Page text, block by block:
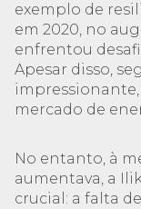
exemplo de
em 2020, no
enfrentou
Apesar disso,
mercado de
No entanto, à
aumentava, a
crucial: a falta